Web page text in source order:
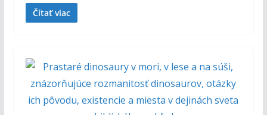
Čítať viac